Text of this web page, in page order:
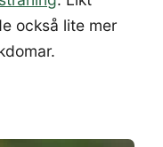
också lite mer